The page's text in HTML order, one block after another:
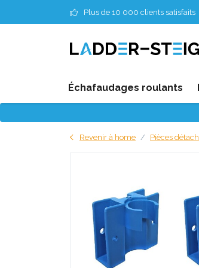
Plus de 10 000 clients satisfaits
Échafaudages roulants
Revenir à home Pièces